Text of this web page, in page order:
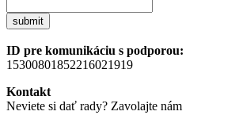
submit
ID pre komunikáciu s podporou:
15300801852216021919
Kontakt
Neviete si dať rady? Zavolajte nám